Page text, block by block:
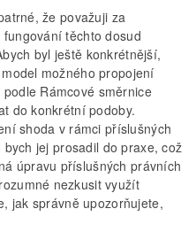
že považuji za
těchto dosud
byl ještě konkrétnější,
možného propojení
Rámcové směrnice
do konkrétní podoby.
shoda v rámci příslušných
jej prosadil do praxe, což
úpravu příslušných právních
nezkusit využít
jak správně upozorňujete,